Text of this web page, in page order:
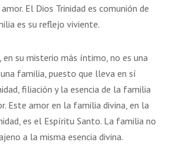
El Dios Trinidad es comunión de
es su reflejo viviente.
en su misterio más íntimo, no es una
familia, puesto que lleva en sí
filiación y la esencia de la familia
Este amor en la familia divina, en la
es el Espíritu Santo. La familia no
a la misma esencia divina.